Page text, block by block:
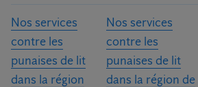
Nos services
contre les
punaises de lit
dans la région
Nos services
contre les
punaises de lit
dans la région de